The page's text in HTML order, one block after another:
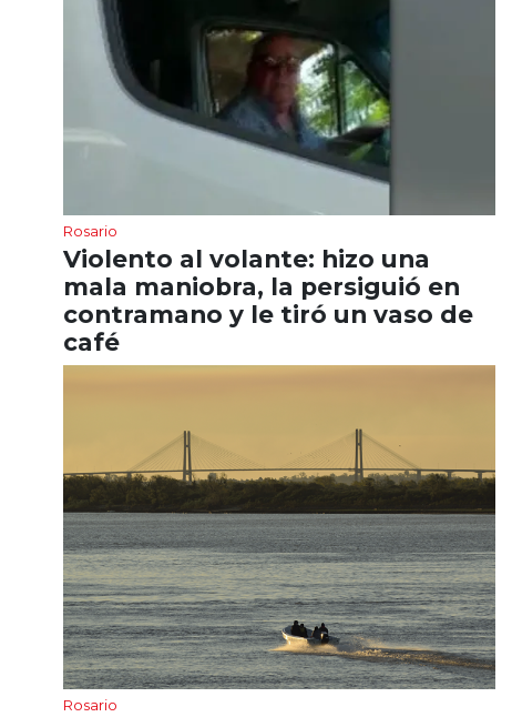
Rosario
Violento al volante: hizo una
mala maniobra, la persiguió en
contramano y le tiró un vaso de
café
Rosario